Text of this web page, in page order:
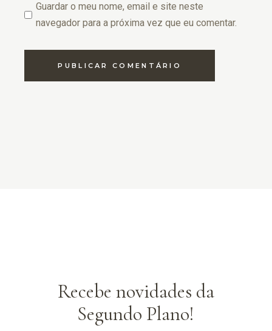
Guardar o meu nome, email e site neste
navegador para a próxima vez que eu comentar.
PUBLICAR COMENTÁRIO
Recebe novidades da
Segundo Plano!